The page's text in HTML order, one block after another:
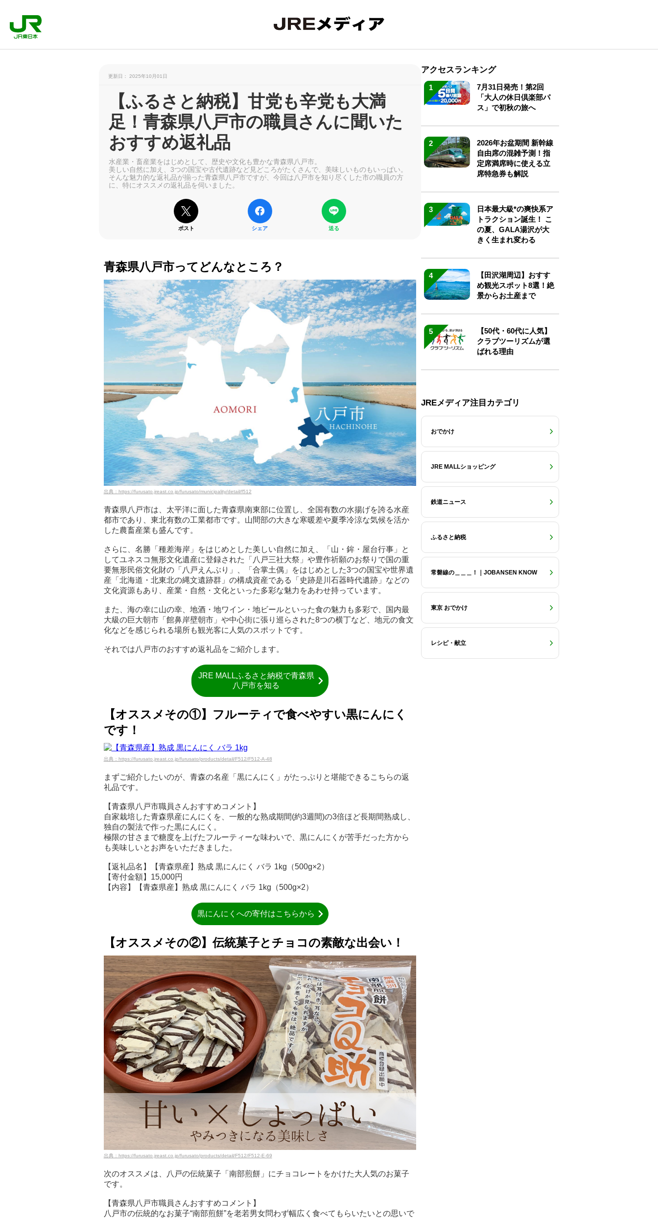
更新日： 2025年10月01日
【ふるさと納税】甘党も辛党も大満
足！青森県八戸市の職員さんに聞いた
おすすめ返礼品
水産業・畜産業をはじめとして、歴史や文化も豊かな青森県八戸市。
美しい自然に加え、3つの国宝や古代遺跡など見どころがたくさんで、美味しいものもいっぱい。
そんな魅力的な返礼品が揃った青森県八戸市ですが、今回は八戸市を知り尽くした市の職員の方
に、特にオススメの返礼品を伺いました。
ポスト シェア 送る
青森県八戸市ってどんなところ？
出典：https://furusato.jreast.co.jp/furusato/municipality/detail/f512
青森県八戸市は、太平洋に面した青森県南東部に位置し、全国有数の水揚げを誇る水産
都市であり、東北有数の工業都市です。山間部の大きな寒暖差や夏季冷涼な気候を活か
した農畜産業も盛んです。
さらに、名勝「種差海岸」をはじめとした美しい自然に加え、「山・鉾・屋台行事」と
してユネスコ無形文化遺産に登録された「八戸三社大祭」や豊作祈願のお祭りで国の重
要無形民俗文化財の「八戸えんぶり」、「合掌土偶」をはじめとした3つの国宝や世界遺
産「北海道・北東北の縄文遺跡群」の構成資産である「史跡是川石器時代遺跡」などの
文化資源もあり、産業・自然・文化といった多彩な魅力をあわせ持っています。
また、海の幸に山の幸、地酒・地ワイン・地ビールといった食の魅力も多彩で、国内最
大級の巨大朝市「館鼻岸壁朝市」や中心街に張り巡らされた8つの横丁など、地元の食文
化などを感じられる場所も観光客に人気のスポットです。
それでは八戸市のおすすめ返礼品をご紹介します。
JRE MALLふるさと納税で青森県
八戸市を知る
【オススメその①】フルーティで食べやすい黒にんにく
です！
出典：https://furusato.jreast.co.jp/furusato/products/detail/F512/F512-A-48
まずご紹介したいのが、青森の名産「黒にんにく」がたっぷりと堪能できるこちらの返
礼品です。
【青森県八戸市職員さんおすすめコメント】
自家栽培した青森県産にんにくを、一般的な熟成期間(約3週間)の3倍ほど長期間熟成し、
独自の製法で作った黒にんにく。
極限の甘さまで糖度を上げたフルーティーな味わいで、黒にんにくが苦手だった方から
も美味しいとお声をいただきました。
【返礼品名】【青森県産】熟成 黒にんにく バラ 1kg（500g×2）
【寄付金額】15,000円
【内容】【青森県産】熟成 黒にんにく バラ 1kg（500g×2）
黒にんにくへの寄付はこちらから
【オススメその②】伝統菓子とチョコの素敵な出会い！
出典：https://furusato.jreast.co.jp/furusato/products/detail/F512/F512-E-69
次のオススメは、八戸の伝統菓子「南部煎餅」にチョコレートをかけた大人気のお菓子
です。
【青森県八戸市職員さんおすすめコメント】
八戸市の伝統的なお菓子“南部煎餅”を老若男女問わず幅広く食べてもらいたいとの思いで
アクセスランキング
1
7月31日発売！第2回
「大人の休日倶楽部パ
ス」で初秋の旅へ
2
2026年お盆期間 新幹線
自由席の混雑予測！指
定席満席時に使える立
席特急券も解説
3
日本最大級*の爽快系ア
トラクション誕生！ こ
の夏、GALA湯沢が大
きく生まれ変わる
4
【田沢湖周辺】おすす
め観光スポット8選！絶
景からお土産まで
5
【50代・60代に人気】
クラブツーリズムが選
ばれる理由
JREメディア注目カテゴリ
おでかけ
JRE MALLショッピング
鉄道ニュース
ふるさと納税
常磐線の＿＿＿！｜JOBANSEN KNOW
東京 おでかけ
レシピ・献立